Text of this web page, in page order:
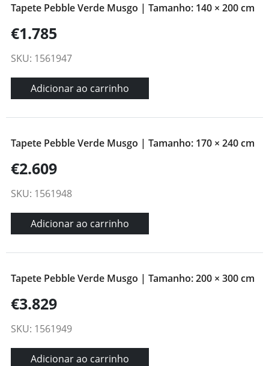
Tapete Pebble Verde Musgo | Tamanho: 140 × 200 cm
€1.785
SKU: 1561947
Adicionar ao carrinho
Tapete Pebble Verde Musgo | Tamanho: 170 × 240 cm
€2.609
SKU: 1561948
Adicionar ao carrinho
Tapete Pebble Verde Musgo | Tamanho: 200 × 300 cm
€3.829
SKU: 1561949
Adicionar ao carrinho